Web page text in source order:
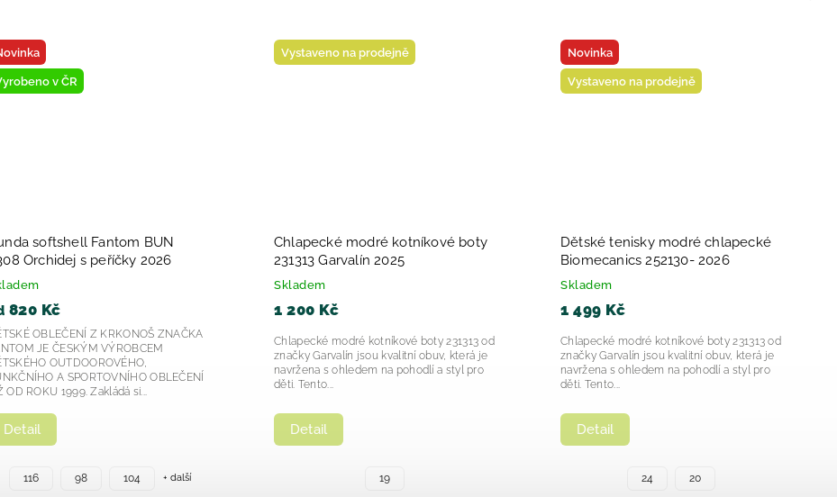
Novinka
Vystaveno na prodejně
Dětské chlapecké sandály
Biomecanics Respectfu 252166-
2025
Skladem
1 599 Kč
Detail
Hledáte komfortní a stylové chlapecké
sandály pro vašeho malého dobrodruha?
Model 252166 je perfektní volbou pro letní
dny, kdy je důležité...
Novinka
Dívčí dětské sandálky
Biomecanics Cotton 252167-2025
Skladem
1 599 Kč
Detail
Dívčí dětské sandálky Biomecanics Cotton
252167 – pohodlí, kvalita a styl pro malé
nohy Dívčí dětské sandálky Biomecanics
model 252167-A779 Cotton...
Vystaveno na prodejně
Chlapecke svítící tenisky Garvalín
Marino 252828-2025
Skladem
1 249 Kč
Detail
Chlapecké svítící tenisky Garvalín Marino
252828 jsou moderní a funkční obuví pro
děti, která spojuje atraktivní design s
praktickými vlastnostmi....